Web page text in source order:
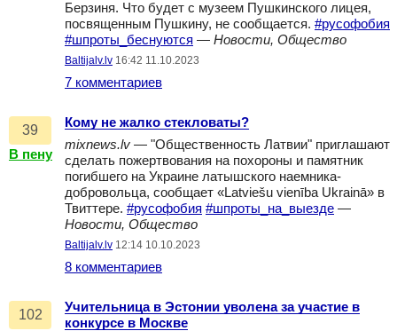
Берзиня. Что будет с музеем Пушкинского лицея,
посвященным Пушкину, не сообщается. #русофобия
#шпроты_беснуются — Новости, Общество
Baltijalv.lv 16:42 11.10.2023
7 комментариев
39
В пену
Кому не жалко стекловаты?
mixnews.lv — "Общественность Латвии" приглашают
сделать пожертвования на похороны и памятник
погибшего на Украине латышского наемника-
добровольца, сообщает «Latviešu vienība Ukrainā» в
Твиттере. #русофобия #шпроты_на_выезде —
Новости, Общество
Baltijalv.lv 12:14 10.10.2023
8 комментариев
102
Учительница в Эстонии уволена за участие в
конкурсе в Москве